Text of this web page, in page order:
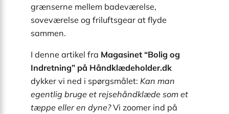
grænserne mellem badeværelse,
soveværelse og friluftsgear at flyde
sammen.
I denne artikel fra Magasinet “Bolig og
Indretning” på Håndklædeholder.dk
dykker vi ned i spørgsmålet: Kan man
egentlig bruge et rejsehåndklæde som et
tæppe eller en dyne?Vi zoomer ind på